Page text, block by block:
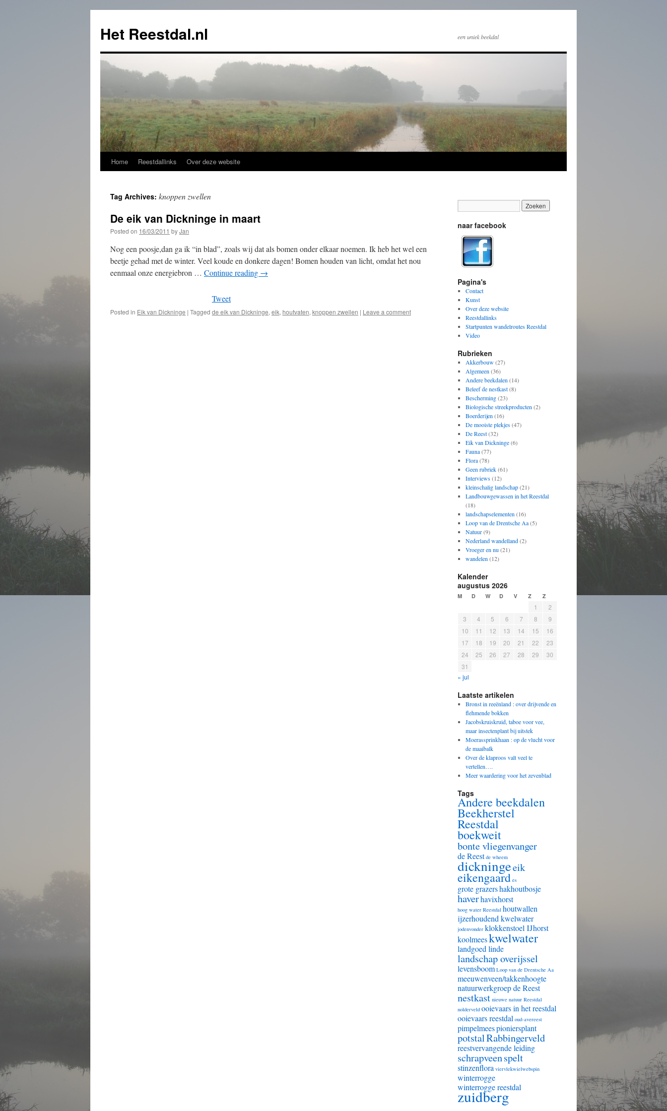
Het Reestdal.nl een uniek beekdal
Skip
content
Home Reestdallinks Over deze website
Tag Archives: knoppen zwellen
De eik van Dickninge in maart
Posted on 16/03/2011 byJan
Nog een poosje,dan ga ik “in blad”, zoals wij dat als bomen onder elkaar noemen. Ik heb het wel een
beetje gehad met de winter. Veel koude en donkere dagen! Bomen houden van licht, omdat het nou
eenmaal onze energiebron … Continue reading →
Tweet
Posted in Eik van Dickninge | Tagged de eik van Dickninge, eik, houtvaten, knoppen zwellen | Leave a comment
naar facebook
Pagina's
Contact
Kunst
Over deze website
Reestdallinks
Startpunten wandelroutes Reestdal
Video
Rubrieken
Akkerbouw(27)
Algemeen (36)
Andere beekdalen (14)
Beleef de nestkast(8)
Bescherming(23)
Biologische streekproducten (2)
Boerderijen (16)
De mooiste plekjes(47)
De Reest(32)
Eik van Dickninge(6)
Fauna(77)
Flora(78)
Geen rubriek(61)
Interviews(12)
kleinschalig landschap(21)
Landbouwgewassen in het Reestdal
(18)
landschapselementen (16)
Loop van de Drentsche Aa(5)
Natuur(9)
Nederland wandelland(2)
Vroeger en nu (21)
wandelen (12)
Kalender
augustus 2026
M D W D V Z Z
« jul
1
2
3
4 5 6 7 8
9
10
11 12 13 14 15
16
17
18 19 20 21 22
23
24
25 26 27 28 29
30
31
Laatste artikelen
Bronst in reeënland : over drijvende en
flehmende bokken
Jacobskruiskruid, taboe voor vee,
maar insectenplant bij uitstek
Moerassprinkhaan : op de vlucht voor
de maaibalk
Over de klaproos valt veel te
vertellen….
Meer waardering voor het zevenblad
Tags
Andere beekdalen
Beekherstel
Reestdal
boekweit
bonte vliegenvanger
de Reest de wheem
dickningeeik
eikengaard es
grote grazershakhoutbosje
haverhavixhorst
hoog water Reestdal houtwallen
ijzerhoudend kwelwater
jodenvonder klokkenstoel IJhorst
koolmeeskwelwater
landgoed linde
landschap overijssel
levensboom Loop van de Drentsche Aa
meeuwenveen/takkenhoogte
natuurwerkgroep de Reest
nestkast nieuwe natuur Reestdal
nolderveld ooievaars in het reestdal
ooievaars reestdal oud-avereest
pimpelmeespioniersplant
potstalRabbingerveld
reestvervangende leiding
schrapveenspelt
stinzenflora viervlekwielwebspin
winterrogge
winterrogge reestdal
zuidberg